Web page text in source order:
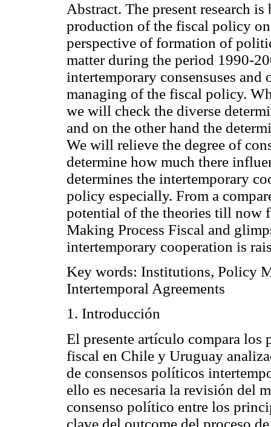
Abstract. The present research
production of the fiscal policy
perspective of formation of
matter during the period 1990-
intertemporary consensuses
managing of the fiscal policy.
we will check the diverse
and on the other hand the
We will relieve the degree of
determine how much there
determines the intertemporary
policy especially. From a
potential of the theories till now
Making Process Fiscal and
intertemporary cooperation is
Key words: Institutions, Policy
Intertemporal Agreements
1. Introducción
El presente artículo compara los
fiscal en Chile y Uruguay
de consensos políticos
ello es necesaria la revisión del
consenso político entre los
clave del outcome del proceso